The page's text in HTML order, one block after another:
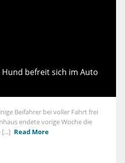
Hund befreit sich im Auto
Beifahrer bei voller Fahrt frei
endete vorige Woche die
Read More